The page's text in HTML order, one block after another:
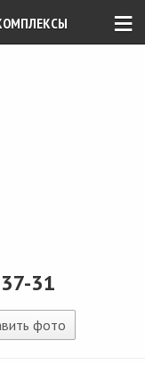
≡
31
фото